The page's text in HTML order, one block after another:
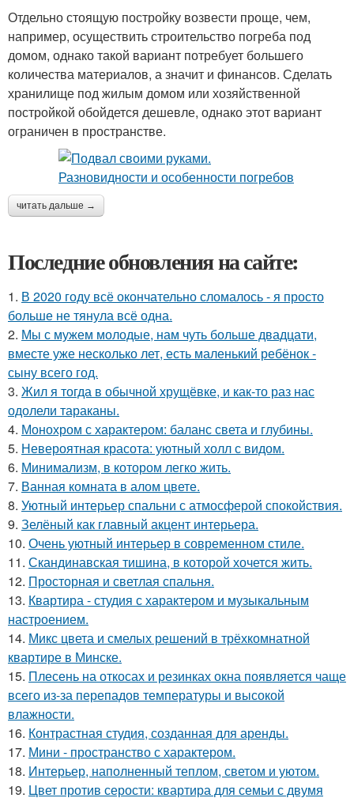
Отдельно стоящую постройку возвести проще, чем,
например, осуществить строительство погреба под
домом, однако такой вариант потребует большего
количества материалов, а значит и финансов. Сделать
хранилище под жилым домом или хозяйственной
постройкой обойдется дешевле, однако этот вариант
ограничен в пространстве.
читать дальше →
Последние обновления на сайте:
1. В 2020 году всё окончательно сломалось - я просто
больше не тянула всё одна.
2. Мы с мужем молодые, нам чуть больше двадцати,
вместе уже несколько лет, есть маленький ребёнок -
сыну всего год.
3. Жил я тогда в обычной хрущёвке, и как-то раз нас
одолели тараканы.
4. Монохром с характером: баланс света и глубины.
5. Невероятная красота: уютный холл с видом.
6. Минимализм, в котором легко жить.
7. Ванная комната в алом цвете.
8. Уютный интерьер спальни с атмосферой спокойствия.
9. Зелёный как главный акцент интерьера.
10. Очень уютный интерьер в современном стиле.
11. Скандинавская тишина, в которой хочется жить.
12. Просторная и светлая спальня.
13. Квартира - студия с характером и музыкальным
настроением.
14. Микс цвета и смелых решений в трёхкомнатной
квартире в Минске.
15. Плесень на откосах и резинках окна появляется чаще
всего из-за перепадов температуры и высокой
влажности.
16. Контрастная студия, созданная для аренды.
17. Мини - пространство с характером.
18. Интерьер, наполненный теплом, светом и уютом.
19. Цвет против серости: квартира для семьи с двумя